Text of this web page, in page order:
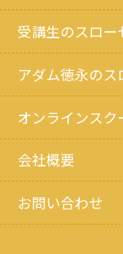
受講生のスロー
アダム徳永のス
オンラインスク
会社概要
お問い合わせ